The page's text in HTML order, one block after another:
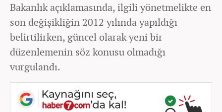
Bakanlık açıklamasında, ilgili yönetmelikte en
son değişikliğin 2012 yılında yapıldığı
belirtilirken, güncel olarak yeni bir
düzenlemenin söz konusu olmadığı
vurgulandı.